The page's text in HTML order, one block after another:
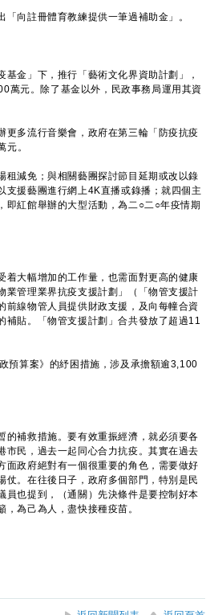
向註冊體育教練提供一筆過補助金」。
金」下，推行「藝術文化界資助計劃」，
萬元。除了基金以外，民政事務局運用其資
多流行音樂會，政府在第三輪「防疫抗疫
。
減免；與相關藝團探討節目延期或改以錄
支援藝團進行網上4K直播或錄播；就四個主
即紅館舉辦的大型活動，為二○二○年疫情期
大幅增加的工作量，也需面對更高的健康
業管理業界抗疫支援計劃」（「物管支援計
前線物管人員提供財政支援，及向每幢合資
補貼。「物管支援計劃」合共發放了超過11
算案》的紓困措施，涉及承擔額逾3,100
補救措施。要有效重振經濟，就必須要各
市民，過去一起同心合力抗疫。其實在過去
面政府絕對有一個很重要的角色，需要做好
。在往後日子，政府多個部門，特別是民
員也提到，（通關）先決條件是要控制好本
為己為人，盡快接種疫苗。